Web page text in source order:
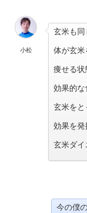
小松
玄米も同
体が玄米
痩せる状
効果的な
玄米をと
効果を発
玄米ダイ
今の僕